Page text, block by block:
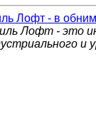
Лофт - в
Лофт - это
и